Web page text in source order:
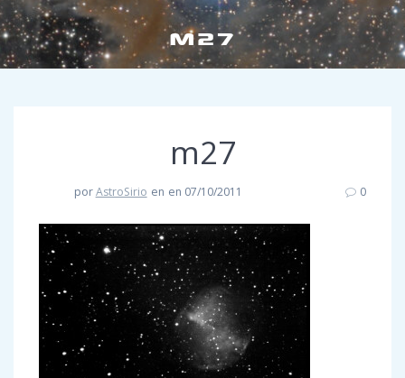
M27
m27
porAstroSirio en en 07/10/2011 0